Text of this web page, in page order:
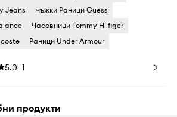
Jeans
мъжки Раници Guess
Часовници Tommy Hilfiger
Раници Under Armour
5.0 1
продукти